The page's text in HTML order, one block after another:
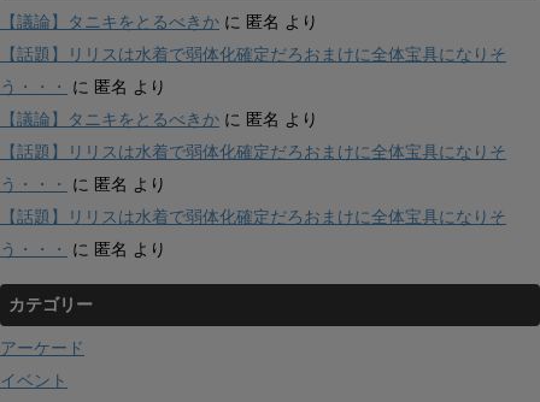
【議論】タニキをとるべきか に 匿名 より
【話題】リリスは水着で弱体化確定だろおまけに全体宝具になりそ
う・・・
に 匿名 より
【議論】タニキをとるべきか に 匿名 より
【話題】リリスは水着で弱体化確定だろおまけに全体宝具になりそ
う・・・
に 匿名 より
【話題】リリスは水着で弱体化確定だろおまけに全体宝具になりそ
う・・・
に 匿名 より
カテゴリー
アーケード
イベント